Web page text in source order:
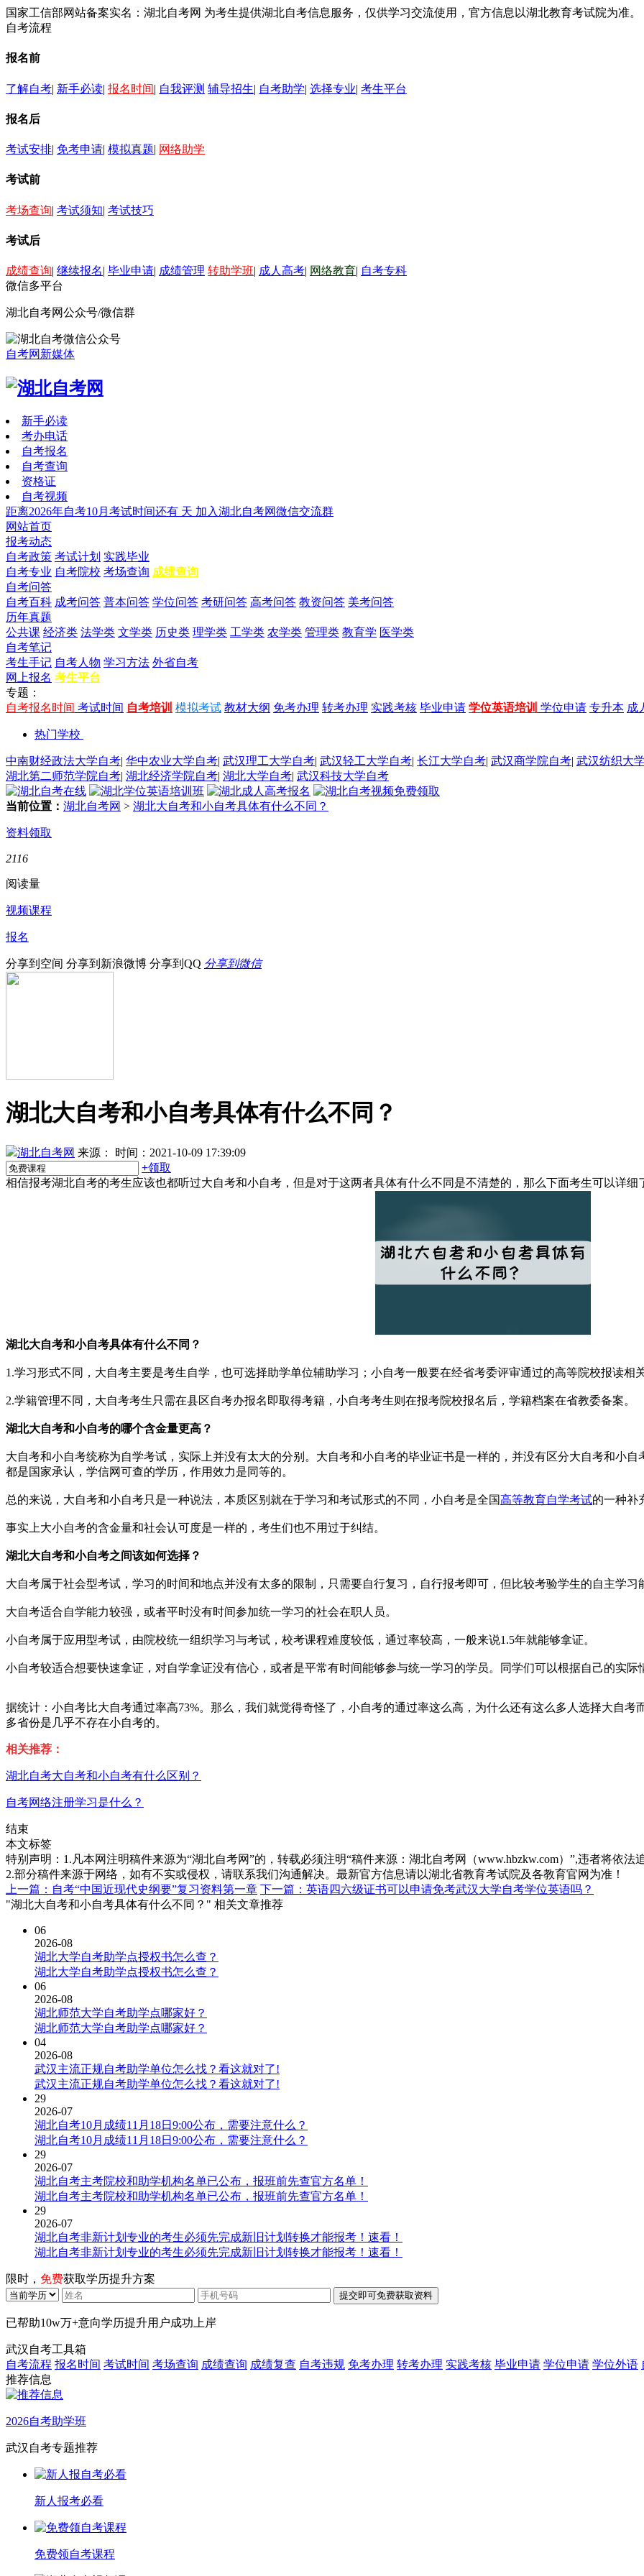
国家工信部网站备案实名：湖北自考网 为考生提供湖北自考信息服务，仅供学习交流使用，官方信息以湖北教育考试院为准。
自考流程
报名前
了解自考| 新手必读| 报名时间| 自我评测 辅导招生| 自考助学| 选择专业| 考生平台
报名后
考试安排| 免考申请| 模拟真题| 网络助学
考试前
考场查询| 考试须知| 考试技巧
考试后
成绩查询| 继续报名| 毕业申请| 成绩管理 转助学班| 成人高考| 网络教育| 自考专科
微信多平台
湖北自考网公众号/微信群
自考网新媒体
新手必读
考办电话
自考报名
自考查询
资格证
自考视频
距离2026年自考10月考试时间还有 天 加入湖北自考网微信交流群
网站首页
报考动态
自考政策 考试计划 实践毕业
自考专业 自考院校 考场查询 成绩查询
自考问答
自考百科 成考问答 普本问答 学位问答 考研问答 高考问答 教资问答 美考问答
历年真题
公共课 经济类 法学类 文学类 历史类 理学类 工学类 农学类 管理类 教育学 医学类
自考笔记
考生手记 自考人物 学习方法 外省自考
网上报名 考生平台
专题：
自考报名时间 考试时间 自考培训 模拟考试 教材大纲 免考办理 转考办理 实践考核 毕业申请 学位英语培训 学位申请 专升本 成
热门学校
中南财经政法大学自考| 华中农业大学自考| 武汉理工大学自考| 武汉轻工大学自考| 长江大学自考| 武汉商学院自考| 武汉纺织大
湖北第二师范学院自考| 湖北经济学院自考| 湖北大学自考| 武汉科技大学自考
当前位置： 湖北自考网 > 湖北大自考和小自考具体有什么不同？
资料领取
2116
阅读量
视频课程
报名
分享到空间 分享到新浪微博 分享到QQ 分享到微信
湖北大自考和小自考具体有什么不同？
湖北自考网 来源：
时间：2021-10-09 17:39:09
+领取
相信报考湖北自考的考生应该也都听过大自考和小自考，但是对于这两者具体有什么不同是不清楚的，那么下面考生可以详细
湖北大自考和小自考具体有什么不同？
1.学习形式不同，大自考主要是考生自学，也可选择助学单位辅助学习；小自考一般要在经省考委评审通过的高等院校报读相
2.学籍管理不同，大自考考生只需在县区自考办报名即取得考籍，小自考考生则在报考院校报名后，学籍档案在省教委备案。
湖北大自考和小自考的哪个含金量更高？
大自考和小自考统称为自学考试，实际上并没有太大的分别。大自考和小自考的毕业证书是一样的，并没有区分大自考和小
都是国家承认，学信网可查的学历，作用效力是同等的。
总的来说，大自考和小自考只是一种说法，本质区别就在于学习和考试形式的不同，小自考是全国高等教育自学考试的一种补
事实上大小自考的含金量和社会认可度是一样的，考生们也不用过于纠结。
湖北大自考和小自考之间该如何选择？
大自考属于社会型考试，学习的时间和地点并没有太多的限制，只需要自行复习，自行报考即可，但比较考验学生的自主学习
大自考适合自学能力较强，或者平时没有时间参加统一学习的社会在职人员。
小自考属于应用型考试，由院校统一组织学习与考试，校考课程难度较低，通过率较高，一般来说1.5年就能够拿证。
小自考较适合想要快速拿证，对自学拿证没有信心，或者是平常有时间能够参与统一学习的学员。同学们可以根据自己的实际
据统计：小自考比大自考通过率高73%。那么，我们就觉得奇怪了，小自考的通过率这么高，为什么还有这么多人选择大自
多省份是几乎不存在小自考的。
相关推荐：
湖北自考大自考和小自考有什么区别？
自考网络注册学习是什么？
结束
本文标签
特别声明：1.凡本网注明稿件来源为“湖北自考网”的，转载必须注明“稿件来源：湖北自考网（www.hbzkw.com）”,违者将依法
2.部分稿件来源于网络，如有不实或侵权，请联系我们沟通解决。最新官方信息请以湖北省教育考试院及各教育官网为准！
上一篇：自考“中国近现代史纲要”复习资料第一章 下一篇：英语四六级证书可以申请免考武汉大学自考学位英语吗？
"湖北大自考和小自考具体有什么不同？" 相关文章推荐
06
2026-08
湖北大学自考助学点授权书怎么查？
湖北大学自考助学点授权书怎么查？
06
2026-08
湖北师范大学自考助学点哪家好？
湖北师范大学自考助学点哪家好？
04
2026-08
武汉主流正规自考助学单位怎么找？看这就对了!
武汉主流正规自考助学单位怎么找？看这就对了!
29
2026-07
湖北自考10月成绩11月18日9:00公布，需要注意什么？
湖北自考10月成绩11月18日9:00公布，需要注意什么？
29
2026-07
湖北自考主考院校和助学机构名单已公布，报班前先查官方名单！
湖北自考主考院校和助学机构名单已公布，报班前先查官方名单！
29
2026-07
湖北自考非新计划专业的考生必须先完成新旧计划转换才能报考！速看！
湖北自考非新计划专业的考生必须先完成新旧计划转换才能报考！速看！
限时， 免费获取学历提升方案
已帮助10w万+意向学历提升用户成功上岸
武汉自考工具箱
自考流程 报名时间 考试时间 考场查询 成绩查询 成绩复查 自考违规 免考办理 转考办理 实践考核 毕业申请 学位申请 学位外语
推荐信息
2026自考助学班
武汉自考专题推荐
新人报考必看
免费领自考课程